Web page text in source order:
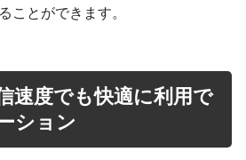
ことができます。
速度でも快適に利用で
ション